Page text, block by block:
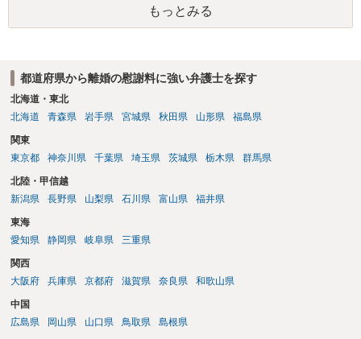
もっとみる
都道府県から離婚の慰謝料に強い弁護士を探す
北海道・東北
北海道
青森県 岩手県 宮城県 秋田県 山形県 福島県
関東
東京都
神奈川県 千葉県 埼玉県 茨城県 栃木県 群馬県
北陸・甲信越
新潟県
長野県 山梨県 石川県 富山県 福井県
東海
愛知県
静岡県 岐阜県 三重県
関西
大阪府
兵庫県 京都府 滋賀県 奈良県 和歌山県
中国
広島県
岡山県 山口県 鳥取県 島根県